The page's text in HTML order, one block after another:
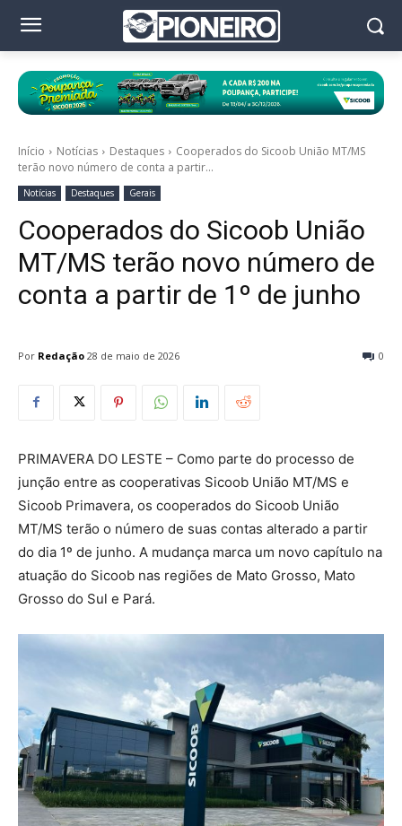
Início Notícias Destaques
Cooperados do Sicoob União MT/MS
terão novo número de conta a partir...
Notícias Destaques Gerais
Cooperados do Sicoob União
MT/MS terão novo número de
conta a partir de 1º de junho
Por Redação 0
28 de maio de 2026
PRIMAVERA DO LESTE – Como parte do processo de
junção entre as cooperativas Sicoob União MT/MS e
Sicoob Primavera, os cooperados do Sicoob União
MT/MS terão o número de suas contas alterado a partir
do dia 1º de junho. A mudança marca um novo capítulo na
atuação do Sicoob nas regiões de Mato Grosso, Mato
Grosso do Sul e Pará.